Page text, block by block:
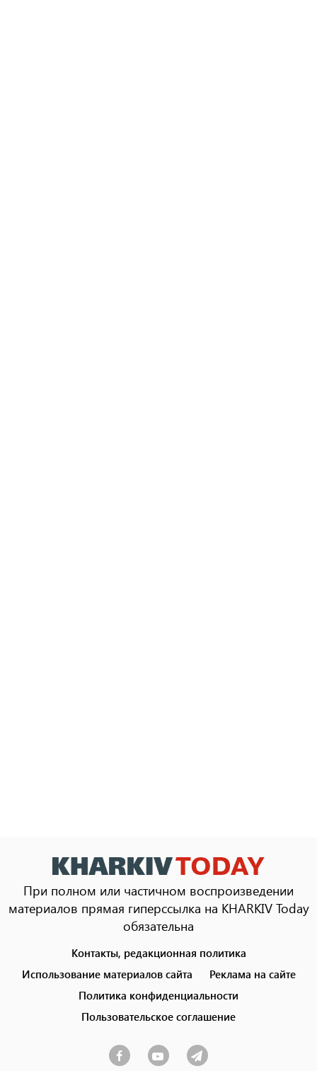
При полном или частичном воспроизведении
материалов прямая гиперссылка на KHARKIV Today
обязательна
menu
Контакты, редакционная политика
Использование материалов сайта
Реклама на сайте
Политика конфиденциальности
Пользовательское соглашение